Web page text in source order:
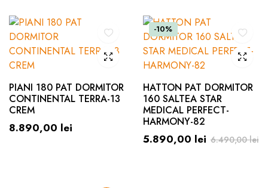
PIANI 180 PAT DORMITOR
CONTINENTAL TERRA-13
CREM
8.890,00 lei
-10%
HATTON PAT DORMITOR
160 SALTEA STAR
MEDICAL PERFECT-
HARMONY-82
6.490,00lei
5.890,00 lei